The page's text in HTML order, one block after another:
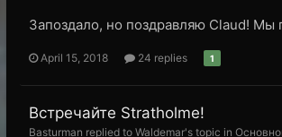
Запоздало, но поздравляю Claud! Мы
April 15, 2018 24 replies 1
Встречайте Stratholme!
Basturman replied to Waldemar's topic in